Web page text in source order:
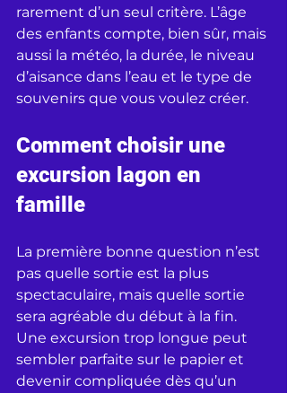
rarement d’un seul critère. L’âge
des enfants compte, bien sûr, mais
aussi la météo, la durée, le niveau
d’aisance dans l’eau et le type de
souvenirs que vous voulez créer.
Comment choisir une
excursion lagon en
famille
La première bonne question n’est
pas quelle sortie est la plus
spectaculaire, mais quelle sortie
sera agréable du début à la fin.
Une excursion trop longue peut
sembler parfaite sur le papier et
devenir compliquée dès qu’un